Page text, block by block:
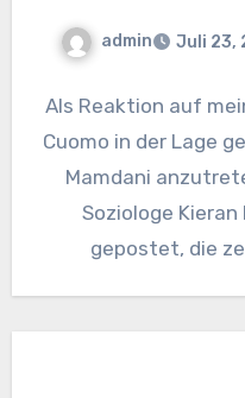
admin Juli 23,
Als Reaktion auf
Cuomo in der Lage
Mamdani
Soziologe
gepostet, die